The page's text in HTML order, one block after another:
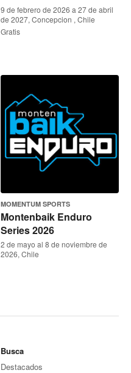
9 de febrero de 2026 a 27 de abril
de 2027, Concepcion , Chile
Gratis
MOMENTUM SPORTS
Montenbaik Enduro
Series 2026
2 de mayo al 8 de noviembre de
2026, Chile
Busca
Destacados